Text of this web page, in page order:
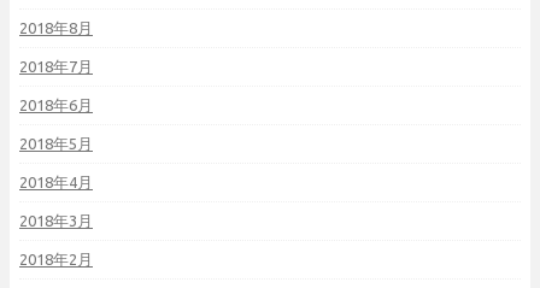
2018年8月
2018年7月
2018年6月
2018年5月
2018年4月
2018年3月
2018年2月